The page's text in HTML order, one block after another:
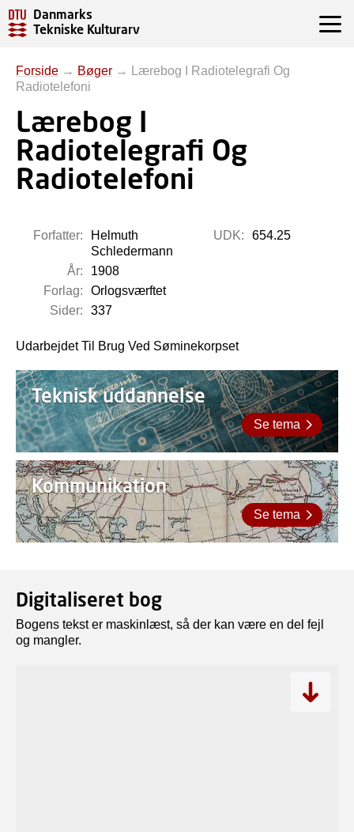
Danmarks
Tekniske Kulturarv
Forside → Bøger →
Lærebog I Radiotelegrafi Og
Radiotelefoni
Lærebog I
Radiotelegrafi Og
Radiotelefoni
Forfatter:
Helmuth
Schledermann
År:
1908
Forlag:
Orlogsværftet
Sider:
337
UDK: 654.25
Udarbejdet Til Brug Ved Søminekorpset
Teknisk uddannelse
Se tema
Kommunikation
Se tema
Digitaliseret bog
Bogens tekst er maskinlæst, så der kan være en del fejl
og mangler.